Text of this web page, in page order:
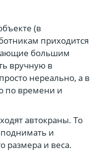
(в
приходится
большим
вручную в
нереально, а в
по времени и
автокраны. То
поднимать и
размера и веса.